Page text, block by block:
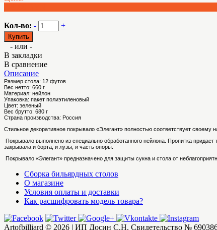
Кол-во: - +
- или -
В закладки
В сравнение
Описание
Размер стола: 12 футов
Вес нетто: 660 г
Материал: нейлон
Упаковка: пакет полиэтиленовый
Цвет: зеленый
Вес брутто: 680 г
Страна производства: Россия
Стильное декоративное покрывало «Элегант» полностью соответствует
Покрывало выполнено из специально обработанного нейлона. Пропитка
закрывала и борта, и лузы, и часть опоры.
Покрывало «Элегант» предназначено для защиты сукна и стола от
Сборка бильярдных столов
О магазине
Условия оплаты и доставки
Как расшифровать модель товара?
Artofbilliard © 2026 | ИП Досин С.Н. Свидетельство №